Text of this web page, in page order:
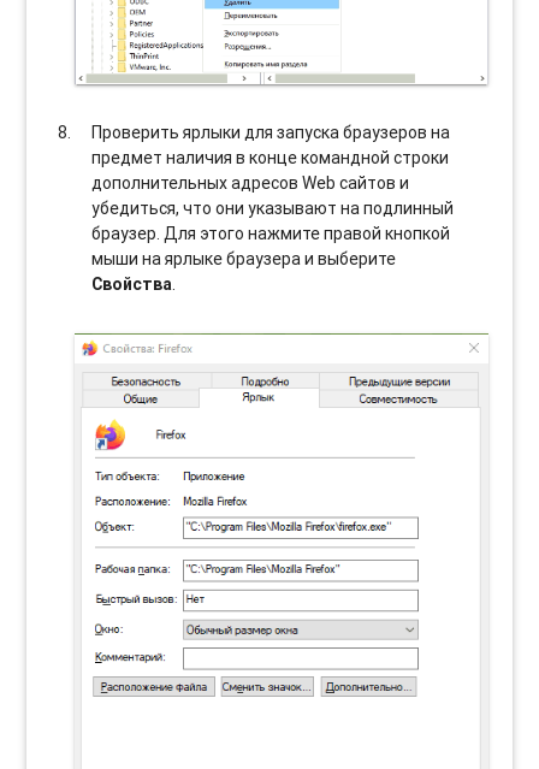
Проверить ярлыки для запуска браузеров на
предмет наличия в конце командной строки
дополнительных адресов Web сайтов и
убедиться, что они указывают на подлинный
браузер. Для этого нажмите правой кнопкой
мыши на ярлыке браузера и выберите
Свойства.